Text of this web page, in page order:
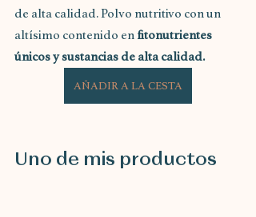
de alta calidad. Polvo nutritivo con un
altísimo contenido en fitonutrientes
únicos y sustancias de alta calidad.
AÑADIR A LA CESTA
Uno de mis productos